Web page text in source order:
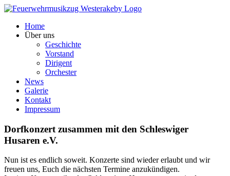
Zum
springenHome
Über uns
Geschichte
Vorstand
Dirigent
Orchester
News
Galerie
Kontakt
Impressum
Dorfkonzert zusammen mit den Schleswiger
Husaren e.V.
Nun ist es endlich soweit. Konzerte sind wieder erlaubt und wir
freuen uns, Euch die nächsten Termine anzukündigen.